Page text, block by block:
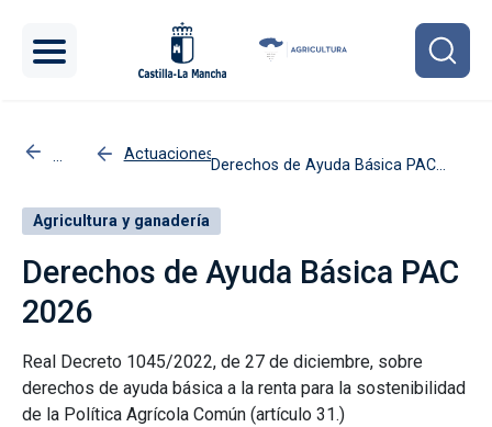
Actuaciones
Derechos de Ayuda Básica PAC
Agricultura y ganadería
Derechos de Ayuda Básica PAC
2026
Real Decreto 1045/2022, de 27 de diciembre, sobre
derechos de ayuda básica a la renta para la sostenibilidad
de la Política Agrícola Común (artículo 31.)